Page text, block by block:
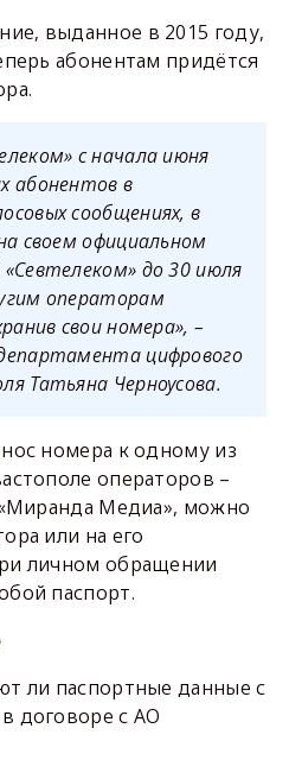
выданное в 2015 году,
абонентам придётся
с начала июня
абонентов в
сообщениях, в
своем официальном
до 30 июля
операторам
свои номера», –
цифрового
Татьяна Черноусова.
номера к одному из
операторов –
Медиа», можно
или на его
личном обращении
паспорт.
ли паспортные данные с
договоре с АО